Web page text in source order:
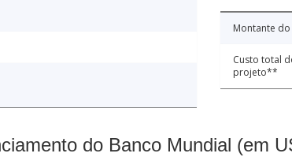
Montante
Custo total
projeto**
do Banco Mundial (em